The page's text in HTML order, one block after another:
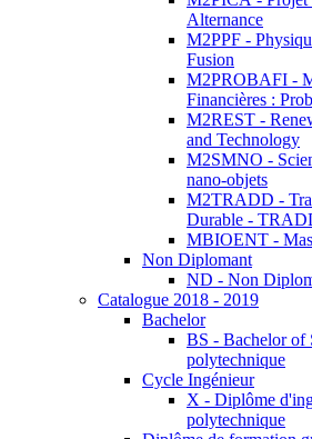
Alternance
M2PPF -
Fusion
M2PROBAFI -
Financières :
M2REST -
and Technology
M2SMNO -
nano-objets
M2TRADD -
Durable -
MBIOENT -
Non Diplomant
ND - Non
Catalogue 2018 - 2019
Bachelor
BS - Bachelor of
polytechnique
Cycle Ingénieur
X - Diplôme
polytechnique